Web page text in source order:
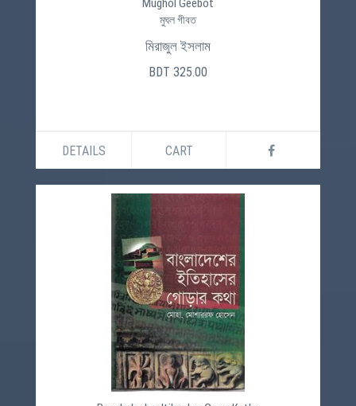
Mughol Geebot
মুঘল গীবত
মিরাজুল ইসলাম
BDT 325.00
DETAILS CART